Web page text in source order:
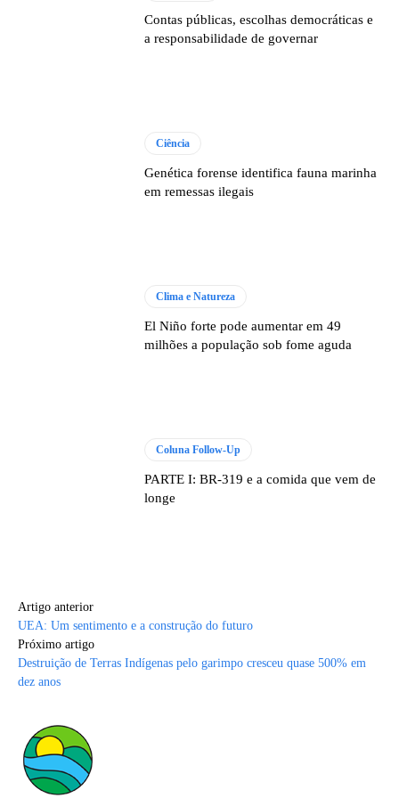
Contas públicas, escolhas democráticas e
a responsabilidade de governar
Ciência
Genética forense identifica fauna marinha
em remessas ilegais
Clima e Natureza
El Niño forte pode aumentar em 49
milhões a população sob fome aguda
Coluna Follow-Up
PARTE I: BR-319 e a comida que vem de
longe
Artigo anterior
UEA: Um sentimento e a construção do futuro
Próximo artigo
Destruição de Terras Indígenas pelo garimpo cresceu quase 500% em
dez anos